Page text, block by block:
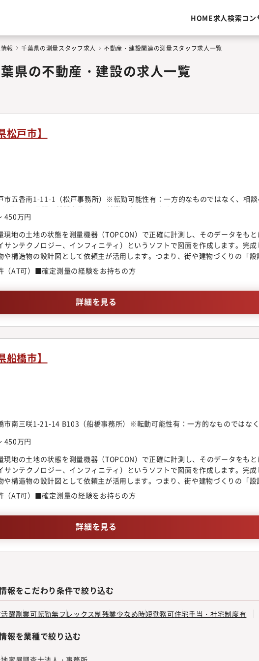
HOME求人検索コン
報 千葉県の測量スタッフ求人 不動産・建設関連の測量スタッフ求人一覧
県の不動産・建設の求人一覧
戸市】
市五香南1-11-1（松戸事務所）※転勤可能性有：一方的なものではなく、相
か月～6ヶ月間は船橋事務所にて就業予定となります。
330万円～ 450万円
地の土地の状態を測量機器（TOPCON）で正確に計測し、そのデータをもと
サンテクノロジー、インフィニティ）というソフトで図面を作成します。完成
や構造物の設計図として依頼主が活用します。つまり、街や建物づくりの「設
仕事です。■確定測量土地の境界（どこまでが自分の土地か）を測量機器で正
な資料は、関係する役所や官公庁から取り寄せて確認します。場合によっては
関係者と現地で立会いをして最終確認を行います。土地の正しい境界を決める
欠かせない仕事です。■開発許可申請業務土地の利用方法を変更する際、県や
（AT可）■確定測量の経験をお持ちの方
詳細を見る
橋市】
市南三咲1-21-14 B103（船橋事務所）※転勤可能性有：一方的なものではな
330万円～ 450万円
地の土地の状態を測量機器（TOPCON）で正確に計測し、そのデータをもと
サンテクノロジー、インフィニティ）というソフトで図面を作成します。完成
や構造物の設計図として依頼主が活用します。つまり、街や建物づくりの「設
仕事です。■確定測量土地の境界（どこまでが自分の土地か）を測量機器で正
な資料は、関係する役所や官公庁から取り寄せて確認します。場合によっては
関係者と現地で立会いをして最終確認を行います。土地の正しい境界を決める
欠かせない仕事です。■開発許可申請業務土地の利用方法を変更する際、県や
（AT可）■確定測量の経験をお持ちの方
詳細を見る
報をこだわり条件で絞り込む
躍副業可転勤無フレックス制残業少なめ時短勤務可住宅手当・社宅制度有
報を業種で絞り込む